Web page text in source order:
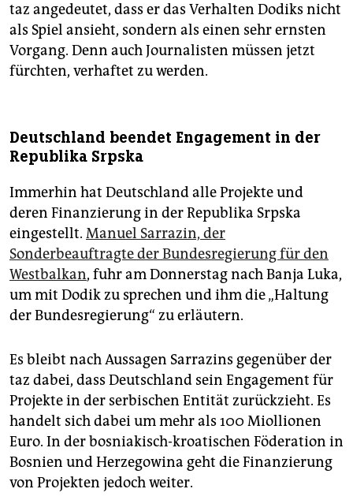
taz angedeutet, dass er das Verhalten Dodiks nicht
als Spiel ansieht, sondern als einen sehr ernsten
Vorgang. Denn auch Journalisten müssen jetzt
fürchten, verhaftet zu werden.
Deutschland beendet Engagement in der
Republika Srpska
Immerhin hat Deutschland alle Projekte und
deren Finanzierung in der Republika Srpska
eingestellt. Manuel Sarrazin, der
Sonderbeauftragte der Bundesregierung für den
Westbalkan, fuhr am Donnerstag nach Banja Luka,
um mit Dodik zu sprechen und ihm die „Haltung
der Bundesregierung“ zu erläutern.
Es bleibt nach Aussagen Sarrazins gegenüber der
taz dabei, dass Deutschland sein Engagement für
Projekte in der serbischen Entität zurückzieht. Es
handelt sich dabei um mehr als 100 Miollionen
Euro. In der bosniakisch-kroatischen Föderation in
Bosnien und Herzegowina geht die Finanzierung
von Projekten jedoch weiter.